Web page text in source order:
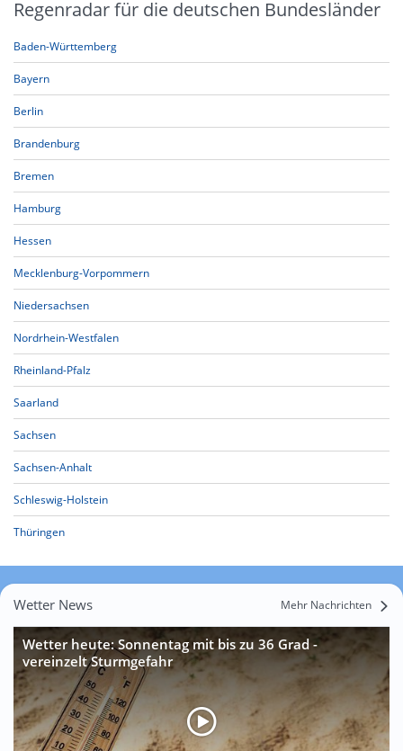
Regenradar für die deutschen Bundesländer
Baden-Württemberg
Bayern
Berlin
Brandenburg
Bremen
Hamburg
Hessen
Mecklenburg-Vorpommern
Niedersachsen
Nordrhein-Westfalen
Rheinland-Pfalz
Saarland
Sachsen
Sachsen-Anhalt
Schleswig-Holstein
Thüringen
Wetter News Mehr Nachrichten
Wetter heute: Sonnentag mit bis zu 36 Grad -
vereinzelt Sturmgefahr